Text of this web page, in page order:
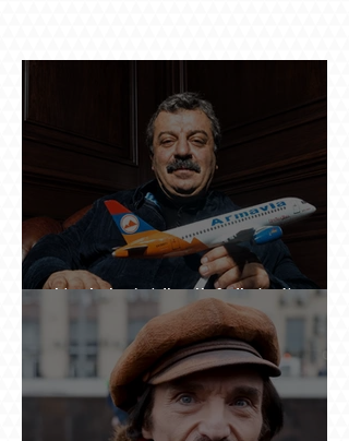
Ինչպես կործանվեց «Արմավիան». Yerevan
Online Mag.-ի մեծ ռեպորտաժը